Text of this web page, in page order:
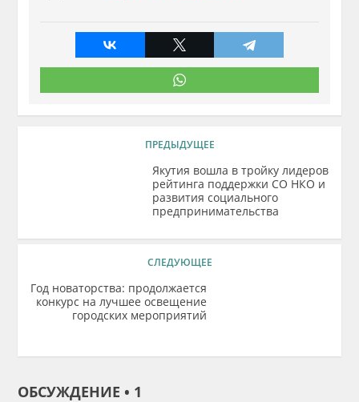
ПРЕДЫДУЩЕЕ
Якутия вошла в тройку лидеров
рейтинга поддержки СО НКО и
развития социального
предпринимательства
СЛЕДУЮЩЕЕ
Год новаторства: продолжается
конкурс на лучшее освещение
городских мероприятий
ОБСУЖДЕНИЕ • 1